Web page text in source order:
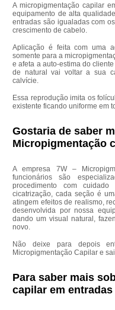
A micropigmentação capilar
equipamento de alta
entradas são igualadas com
crescimento de cabelo.
Aplicação é feita com uma
somente para a
e afeta a auto-estima do
de natural vai voltar a sua
calvície.
Essa reprodução imita os
existente ficando uniforme em
Gostaria de saber
Micropigmentação
A empresa 7W –
funcionários são
procedimento com
cicatrização, cada seção é
atingem efeitos de realismo,
desenvolvida por nossa
dando um visual natural,
novo.
Não deixe para depois
Micropigmentação Capilar e
Para saber mais
capilar em entradas